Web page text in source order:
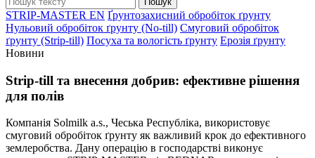
STRIP-MASTER EN Ґрунтозахисний обробіток ґрунту
Нульовий обробіток ґрунту (No-till) Смуговий обробіток
ґрунту (Strip-till) Посуха та вологість ґрунту Ерозія ґрунту
Новини
Strip-till та внесення добрив: ефективне рішення
для полів
Компанія Solmilk a.s., Чеська Республіка, використовує
смуговий обробіток ґрунту як важливий крок до ефективного
землеробства. Дану операцію в господарстві виконує